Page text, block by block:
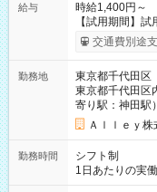
給与
時給1,400円～
【試用期間】
給与は本採用時
交通費別途
勤務地
東京都千代田区
東京都千代田区
寄り駅：神田駅）
Ａｌｌｅｙ株
勤務時間
シフト制
1日あたりの実
実働時間：1-5